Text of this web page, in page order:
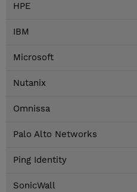
HPE
IBM
Microsoft
Nutanix
Omnissa
Palo Alto Networks
Ping Identity
SonicWall